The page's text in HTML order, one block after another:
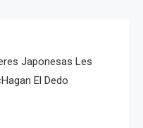
Japonesas Les
El Dedo